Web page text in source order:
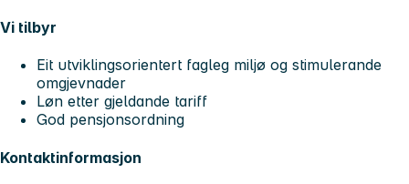
Vi tilbyr
Eit utviklingsorientert fagleg miljø og stimulerande
omgjevnader
Løn etter gjeldande tariff
God pensjonsordning
Kontaktinformasjon